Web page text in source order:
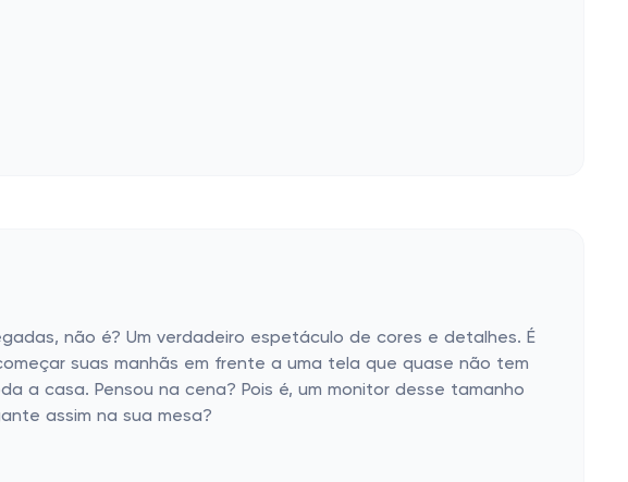
não é? Um verdadeiro espetáculo de cores e detalhes. É
suas manhãs em frente a uma tela que quase não tem
a casa. Pensou na cena? Pois é, um monitor desse tamanho
assim na sua mesa?